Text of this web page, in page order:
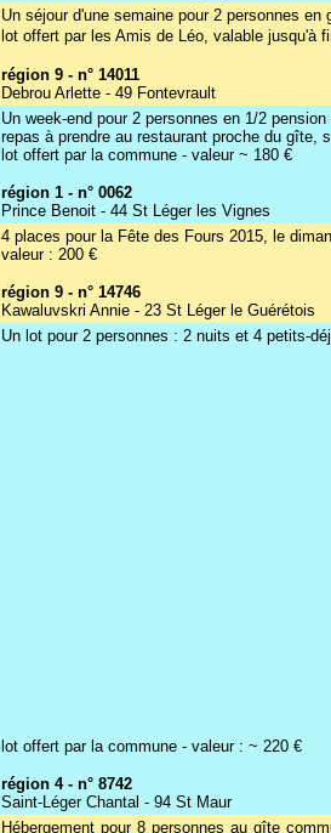
Un séjour d'une semaine pour 2 personnes
lot offert par les Amis de Léo, valable jusqu'à
région 9 - n° 14011
Debrou Arlette - 49 Fontevrault
Un week-end pour 2 personnes en 1/2
repas à prendre au restaurant proche du gîte,
lot offert par la commune - valeur ~ 180 €
région 1 - n° 0062
Prince Benoit - 44 St Léger les Vignes
4 places pour la Fête des Fours 2015, le
valeur : 200 €
région 9 - n° 14746
Kawaluvskri Annie - 23 St Léger le Guérétois
Un lot pour 2 personnes : 2 nuits et 4 petits-
lot offert par la commune - valeur : ~ 220 €
région 4 - n° 8742
Saint-Léger Chantal - 94 St Maur
Hébergement pour 8 personnes au gîte